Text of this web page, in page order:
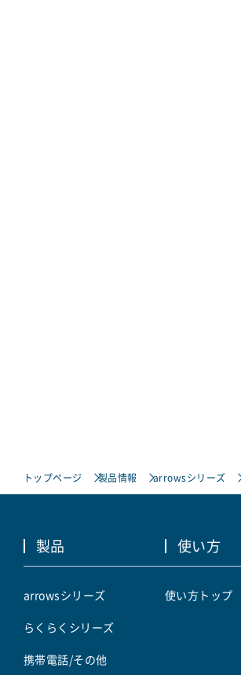
トップページ 製品情報 arrowsシリーズ
製品
arrowsシリーズ
らくらくシリーズ
携帯電話/その他
使い方
使い方トップ